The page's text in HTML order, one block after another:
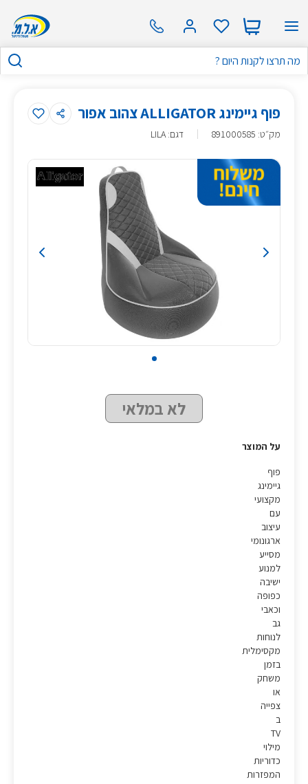
פוף גיימינג ALLIGATOR צהוב אפור
מק״ט:
891000585 דגם: LILA
לא במלאי
על המוצר
פוף
גיימינג
מקצועי
עם
עיצוב
ארגונומי
מסייע
למנוע
ישיבה
כפופה
וכאבי
גב
לנוחות
מקסימלית
בזמן
משחק
או
צפייה
ב
TV
מילוי
כדוריות
המפזרות